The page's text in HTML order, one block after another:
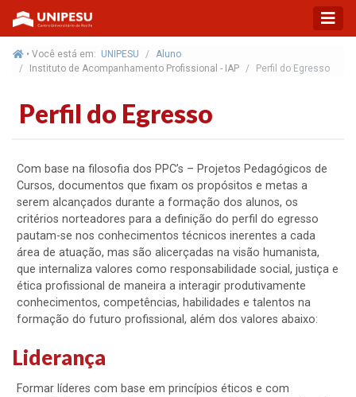
• Você está em: UNIPESU
Aluno
Instituto de Acompanhamento Profissional - IAP
Perfil do Egresso
Perfil do Egresso
Com base na filosofia dos PPC’s – Projetos Pedagógicos de
Cursos, documentos que fixam os propósitos e metas a
serem alcançados durante a formação dos alunos, os
critérios norteadores para a definição do perfil do egresso
pautam-se nos conhecimentos técnicos inerentes a cada
área de atuação, mas são alicerçadas na visão humanista,
que internaliza valores como responsabilidade social, justiça e
ética profissional de maneira a interagir produtivamente
conhecimentos, competências, habilidades e talentos na
formação do futuro profissional, além dos valores abaixo:
Liderança
Formar líderes com base em princípios éticos e com